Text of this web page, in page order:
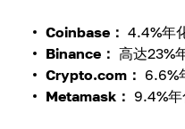
Coinbase： 4.4%年
Binance： 高达23%
Crypto.com： 6.6%
Metamask： 9.4%年